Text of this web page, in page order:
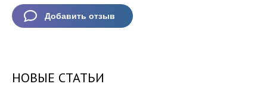
НОВЫЕ СТАТЬИ